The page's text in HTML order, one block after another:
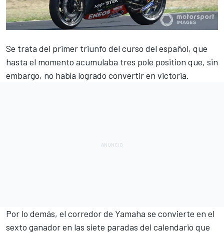
Se trata del primer triunfo del curso del español, que
hasta el momento acumulaba tres pole position que, sin
embargo, no había logrado convertir en victoria.
Por lo demás, el corredor de Yamaha se convierte en el
sexto ganador en las siete paradas del calendario que